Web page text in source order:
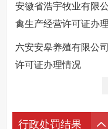
安徽省浩宇牧业有限
禽生产经营许可证办
六安安皋养殖有限公
许可证办理情况
行政处罚结果